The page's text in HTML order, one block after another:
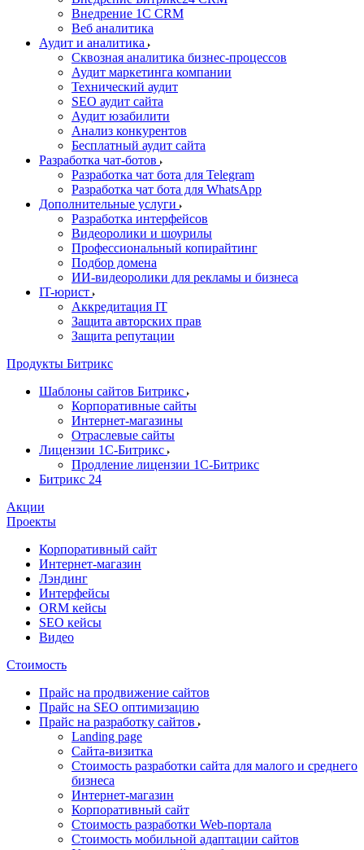
Внедрение 1C CRM
Веб аналитика
Аудит и аналитика
Сквозная аналитика бизнес-процессов
Аудит маркетинга компании
Технический аудит
SEO аудит сайта
Аудит юзабилити
Анализ конкурентов
Бесплатный аудит сайта
Разработка чат-ботов
Разработка чат бота для Telegram
Разработка чат бота для WhatsApp
Дополнительные услуги
Разработка интерфейсов
Видеоролики и шоурилы
Профессиональный копирайтинг
Подбор домена
ИИ-видеоролики для рекламы и бизнеса
IT-юрист
Аккредитация IT
Защита авторских прав
Защита репутации
Продукты Битрикс
Шаблоны сайтов Битрикс
Корпоративные сайты
Интернет-магазины
Отраслевые сайты
Лицензии 1С-Битрикс
Продление лицензии 1С-Битрикс
Битрикс 24
Акции
Проекты
Корпоративный сайт
Интернет-магазин
Лэндинг
Интерфейсы
ORM кейсы
SEO кейсы
Видео
Стоимость
Прайс на продвижение сайтов
Прайс на SEO оптимизацию
Прайс на разработку сайтов
Landing page
Cайта-визитка
Стоимость разработки сайта для малого и среднего
бизнеса
Интернет-магазин
Корпоративный сайт
Стоимость разработки Web-портала
Стоимость мобильной адаптации сайтов